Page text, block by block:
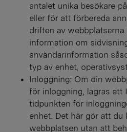
antalet unika besökare
eller för att förbereda
driften av
information om
användarinformation
typ av enhet,
Inloggning: Om din
för inloggning, lagras ett
tidpunkten för
enhet. Det här gör att du
webbplatsen utan att